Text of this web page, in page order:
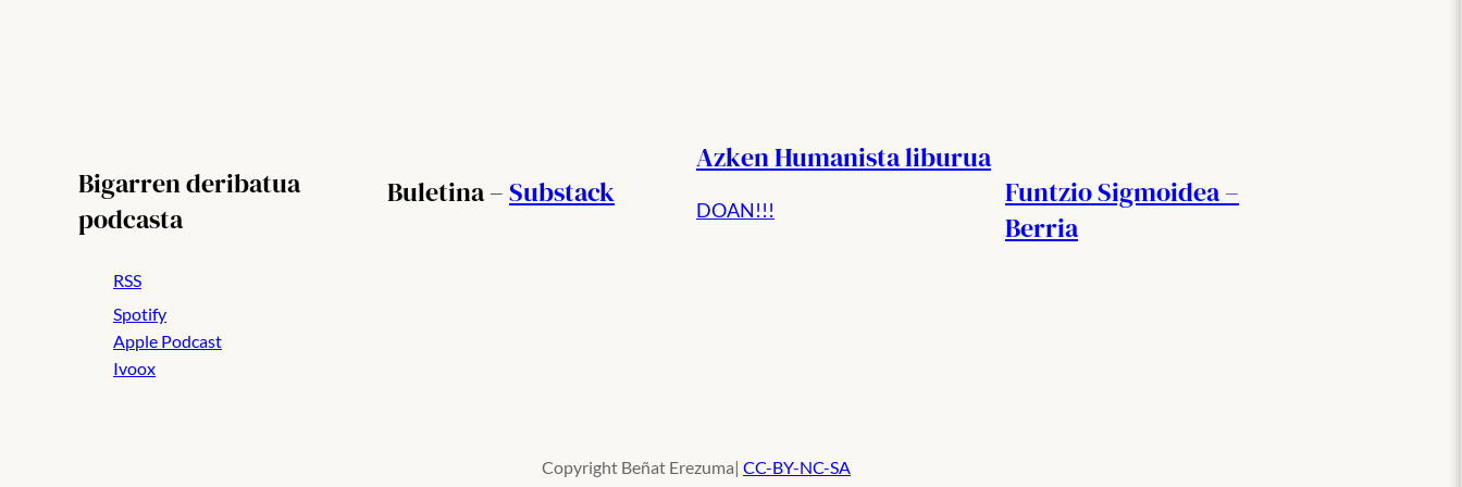
Bigarren deribatua
podcasta
RSS
Spotify
Apple Podcast
Ivoox
Buletina –Substack
Azken Humanista liburua
DOAN!!!
Funtzio Sigmoidea –
Berria
Copyright Beñat Erezuma| CC-BY-NC-SA